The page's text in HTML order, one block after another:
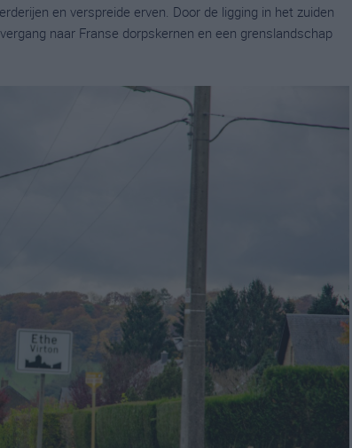
en verspreide erven. Door de ligging in het zuiden
naar Franse dorpskernen en een grenslandschap